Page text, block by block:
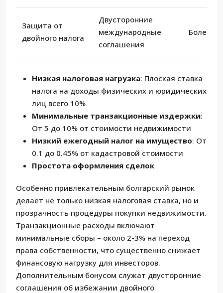
Защита от
двойного налога
Двусторонние
международные
соглашения
Более
Низкая налоговая нагрузка: Плоская ставка
налога на доходы физических и юридических
лиц всего 10%
Минимальные транзакционные издержки:
От 5 до 10% от стоимости недвижимости
Низкий ежегодный налог на имущество: От
0.1 до 0.45% от кадастровой стоимости
Простота оформления сделок
Особенно привлекательным болгарский рынок
делает не только низкая налоговая ставка, но и
прозрачность процедуры покупки недвижимости.
Транзакционные расходы включают
минимальные сборы – около 2-3% на переход
права собственности, что существенно снижает
финансовую нагрузку для инвесторов.
Дополнительным бонусом служат двусторонние
соглашения об избежании двойного